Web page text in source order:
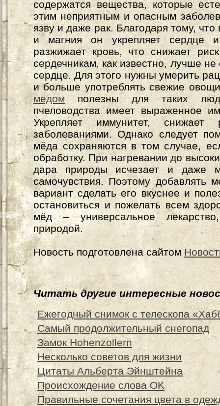
содержатся вещества, которые
этим неприятным и опасным
язву и даже рак. Благодаря тому,
и магния он укрепляет сердце
разжижает кровь, что снижает
сердечникам, как известно, лучше
сердце. Для этого нужны умерить
и больше употреблять свежие
медом полезны для таких
пчеловодства имеет выраженное
Укрепляет иммунитет, снижает
заболеваниями. Однако следует
мёда сохраняются в том случае,
обработку. При нагревании до
дара природы исчезает и даже
самочувствия. Поэтому добавлять
вариант сделать его вкуснее и
остановиться и пожелать всем
мёд – универсальное
природой.
Новость подготовлена сайтом
Читать другие интересные
Ежегодный снимок с телескопа
Самый продолжительный снегопад
Замок Hohenzollern
Несколько советов для жизни
Цитаты Альберта Эйнштейна
Происхождение слова OK
Правильные сочетания цвета в